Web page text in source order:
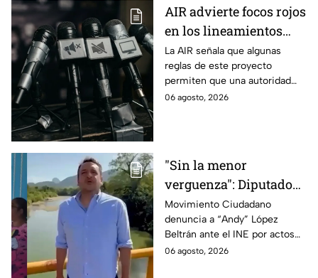
AIR advierte focos rojos
en los lineamientos
para proteger a las
audiencias
La AIR señala que algunas
reglas de este proyecto
permiten que una autoridad
gubernamental supervise,
06 agosto, 2026
"Sin la menor
verguenza": Diputado
Juan Zavala denuncia
ante el INE a Andy
López Beltrán por
campaña anticipada en
Movimiento Ciudadano
denuncia a “Andy” López
Beltrán ante el INE por actos
anticipados de campaña en
06 agosto, 2026